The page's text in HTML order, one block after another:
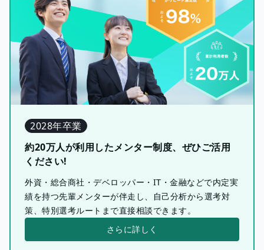
2028年卒業
約20万人が利用したメンター制度、ぜひご活用
ください!
外資・総合商社・デベロッパー・IT・金融などで内定実
績を持つ先輩メンターが伴走し、自己分析から選考対
策、特別選考ルートまで直接相談できます。
さらに詳しく